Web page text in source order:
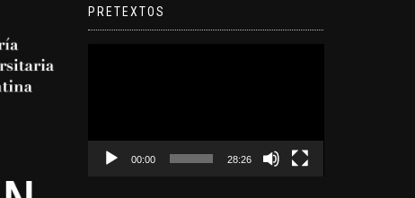
PRETEXTOS
00:00 28:26